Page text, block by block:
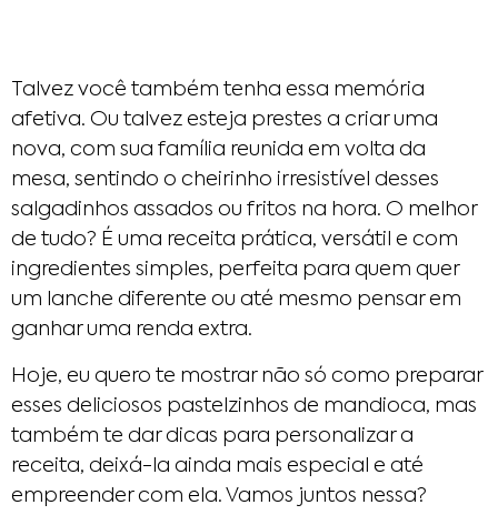
Talvez você também tenha essa memória
afetiva. Ou talvez esteja prestes a criar uma
nova, com sua família reunida em volta da
mesa, sentindo o cheirinho irresistível desses
salgadinhos assados ou fritos na hora. O melhor
de tudo? É uma receita prática, versátil e com
ingredientes simples, perfeita para quem quer
um lanche diferente ou até mesmo pensar em
ganhar uma renda extra.
Hoje, eu quero te mostrar não só como preparar
esses deliciosos pastelzinhos de mandioca, mas
também te dar dicas para personalizar a
receita, deixá-la ainda mais especial e até
empreender com ela. Vamos juntos nessa?